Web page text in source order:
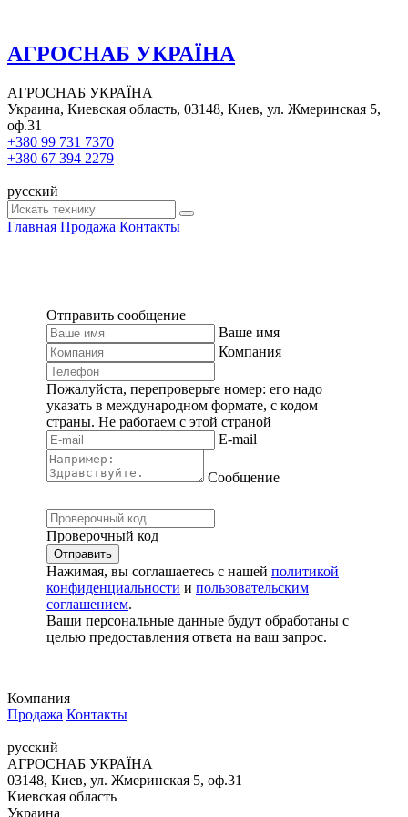
АГРОСНАБ УКРАЇНА
АГРОСНАБ УКРАЇНА
Украина, Киевская область, 03148, Киев, ул. Жмеринская 5,
оф.31
+380 99 731 7370
+380 67 394 2279
русский
Главная Продажа Контакты
Отправить сообщение
Ваше имя
Компания
Пожалуйста, перепроверьте номер: его надо
указать в международном формате, с кодом
страны. Не работаем с этой страной
E-mail
Сообщение
Проверочный код
Нажимая, вы соглашаетесь с нашей политикой
конфиденциальности и пользовательским
соглашением.
Ваши персональные данные будут обработаны с
целью предоставления ответа на ваш запрос.
Компания
Продажа Контакты
русский
АГРОСНАБ УКРАЇНА
03148, Киев, ул. Жмеринская 5, оф.31
Киевская область
Украина